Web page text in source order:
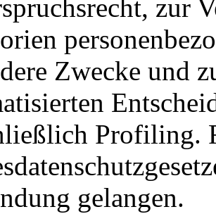
zur
Zwecke und
Profiling.
gelangen.